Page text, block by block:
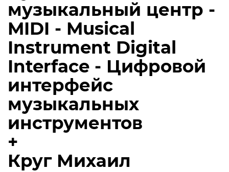
музыкальный центр -
MIDI - Musical
Instrument Digital
Interface - Цифровой
интерфейс
музыкальных
инструментов
+
Круг Михаил